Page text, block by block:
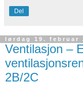
Del
lørdag 19. februar
Ventilasjon –
2B/2C